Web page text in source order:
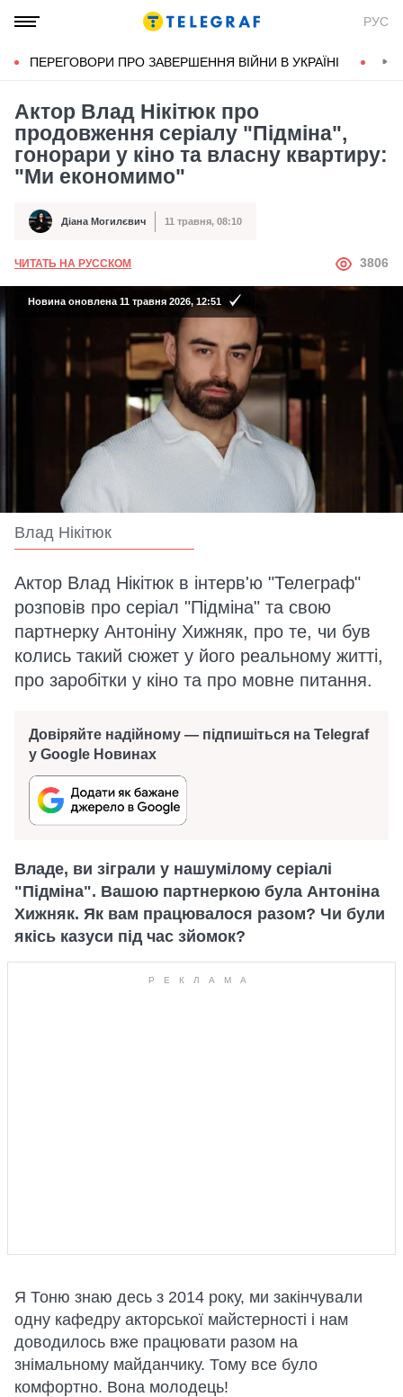
РУС
ПЕРЕГОВОРИ ПРО ЗАВЕРШЕННЯ ВІЙНИ В УКРАЇНІ
Актор Влад Нікітюк про
продовження серіалу "Підміна",
гонорари у кіно та власну квартиру:
"Ми економимо"
Автор Діана Могилєвич
Дата публікації 11 травня, 08:10
ЧИТАТЬ НА РУССКОМ АВТОР
3806
Новина оновлена 11 травня 2026, 12:51
Влад Нікітюк
Актор Влад Нікітюк в інтерв'ю "Телеграф"
розповів про серіал "Підміна" та свою
партнерку Антоніну Хижняк, про те, чи був
колись такий сюжет у його реальному житті,
про заробітки у кіно та про мовне питання.
Довіряйте надійному — підпишіться на Telegraf
у Google Новинах
Владе, ви зіграли у нашумілому серіалі
"Підміна". Вашою партнеркою була Антоніна
Хижняк. Як вам працювалося разом? Чи були
якісь казуси під час зйомок?
Я Тоню знаю десь з 2014 року, ми закінчували
одну кафедру акторської майстерності і нам
доводилось вже працювати разом на
знімальному майданчику. Тому все було
комфортно. Вона молодець!